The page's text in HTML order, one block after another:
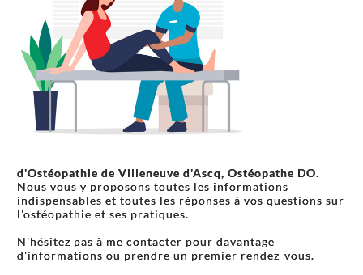
d'Ostéopathie de Villeneuve d'Ascq, Ostéopathe DO.
Nous vous y proposons toutes les informations
indispensables et toutes les réponses à vos questions sur
l'ostéopathie et ses pratiques.
N'hésitez pas à me contacter pour davantage
d'informations ou prendre un premier rendez-vous.